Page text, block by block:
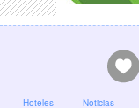
Hoteles Noticias